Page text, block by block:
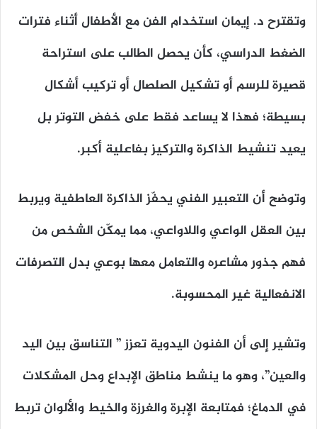
وتقترح د. إيمان استخدام الفن مع الأطفال أثناء فترات
الضغط الدراسي، كأن يحصل الطالب على استراحة
قصيرة للرسم أو تشكيل الصلصال أو تركيب أشكال
بسيطة؛ فهذا لا يساعد فقط على خفض التوتر بل
يعيد تنشيط الذاكرة والتركيز بفاعلية أكبر.
وتوضح أن التعبير الفني يحفّز الذاكرة العاطفية ويربط
بين العقل الواعي واللاواعي، مما يمكّن الشخص من
فهم جذور مشاعره والتعامل معها بوعي بدل التصرفات
الانفعالية غير المحسوبة.
وتشير إلى أن الفنون اليدوية تعزز ” التناسق بين اليد
والعين”، وهو ما ينشط مناطق الإبداع وحل المشكلات
في الدماغ؛ فمتابعة الإبرة والغرزة والخيط والألوان تربط